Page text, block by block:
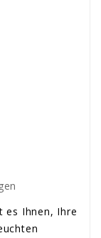
es Ihnen, Ihre